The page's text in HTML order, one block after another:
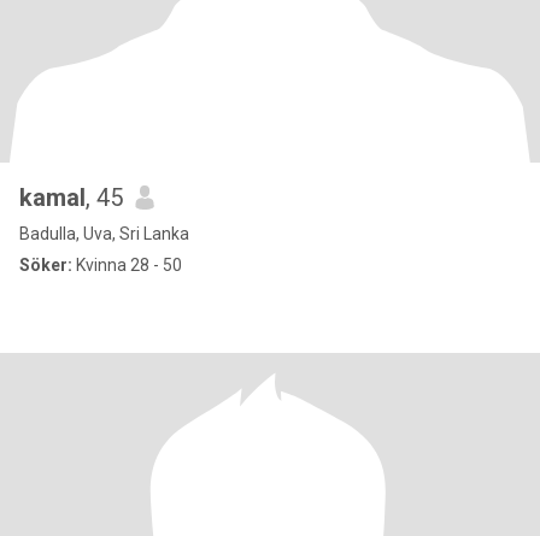
kamal, 45
Badulla, Uva, Sri Lanka
Söker: Kvinna 28 - 50